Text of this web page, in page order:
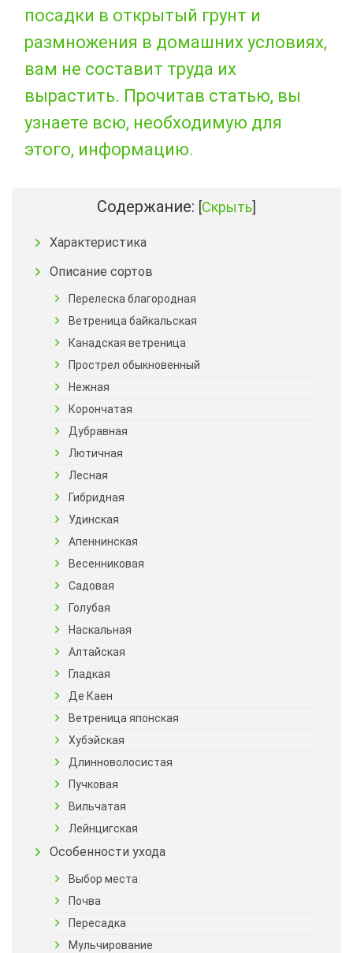
посадки в открытый грунт и
размножения в домашних условиях,
вам не составит труда их
вырастить. Прочитав статью, вы
узнаете всю, необходимую для
этого, информацию.
Содержание: [Скрыть]
Характеристика
Описание сортов
Перелеска благородная
Ветреница байкальская
Канадская ветреница
Прострел обыкновенный
Нежная
Корончатая
Дубравная
Лютичная
Лесная
Гибридная
Удинская
Апеннинская
Весенниковая
Садовая
Голубая
Наскальная
Алтайская
Гладкая
Де Каен
Ветреница японская
Хубэйская
Длинноволосистая
Пучковая
Вильчатая
Лейнцигская
Особенности ухода
Выбор места
Почва
Пересадка
Мульчирование